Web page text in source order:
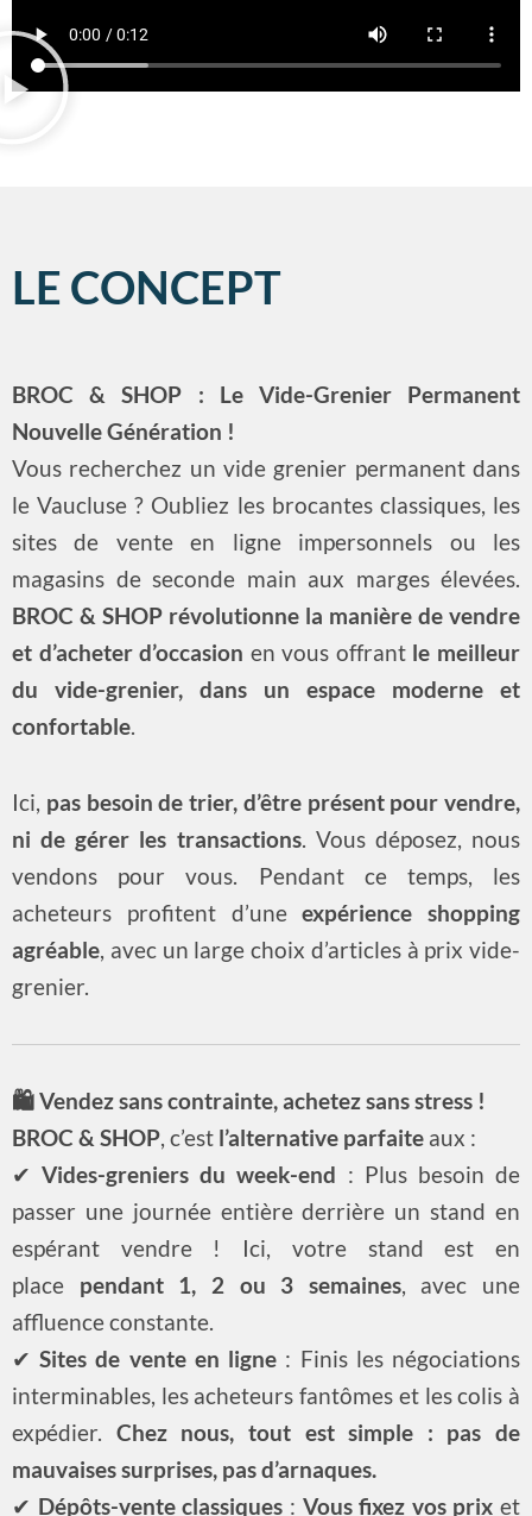
LE CONCEPT
BROC & SHOP : Le Vide-Grenier Permanent
Nouvelle Génération !
Vous recherchez un vide grenier permanent dans
le Vaucluse ? Oubliez les brocantes classiques, les
sites de vente en ligne impersonnels ou les
magasins de seconde main aux marges élevées.
BROC & SHOP révolutionne la manière de vendre
et d’acheter d’occasion en vous offrant le meilleur
du vide-grenier, dans un espace moderne et
confortable.
Ici, pas besoin de trier, d’être présent pour vendre,
ni de gérer les transactions. Vous déposez, nous
vendons pour vous. Pendant ce temps, les
acheteurs profitent d’uneexpérience shopping
agréable, avec un large choix d’articles à prix vide-
grenier.
🛍 Vendez sans contrainte, achetez sans stress !
BROC & SHOP, c’est l’alternative parfaite aux :
✔Vides-greniers du week-end : Plus besoin de
passer une journée entière derrière un stand en
espérant vendre ! Ici, votre stand est en
place pendant 1, 2 ou 3 semaines, avec une
affluence constante.
✔Sites de vente en ligne : Finis les négociations
interminables, les acheteurs fantômes et les colis à
expédier. Chez nous, tout est simple : pas de
mauvaises surprises, pas d’arnaques.
✔ Dépôts-vente classiques : Vous fixez vos prix et